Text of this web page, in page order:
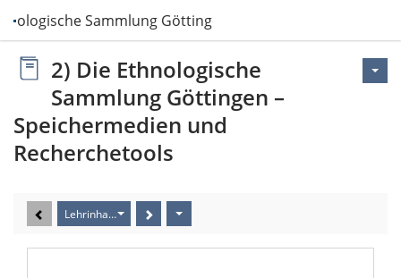
Sammlung Göttingen – Speiche…
2) Die Ethnologische
Sammlung Göttingen –
Speichermedien und
Recherchetools
Lehrinhalte